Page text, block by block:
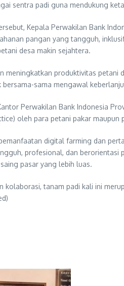
sentra padi guna mendukung
Kepala Perwakilan Bank
pangan yang tangguh,
desa makin sejahtera.
meningkatkan produktivitas
sama mengawal
Perwakilan Bank Indonesia
oleh para petani pakar
digital farming dan
profesional, dan
pasar yang lebih luas.
kolaborasi, tanam padi kali ini